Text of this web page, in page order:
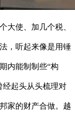
大使、加几个税、
，听起来像是用锤
内能制制些“构
经起头从头梳理对
家的财产合做。越